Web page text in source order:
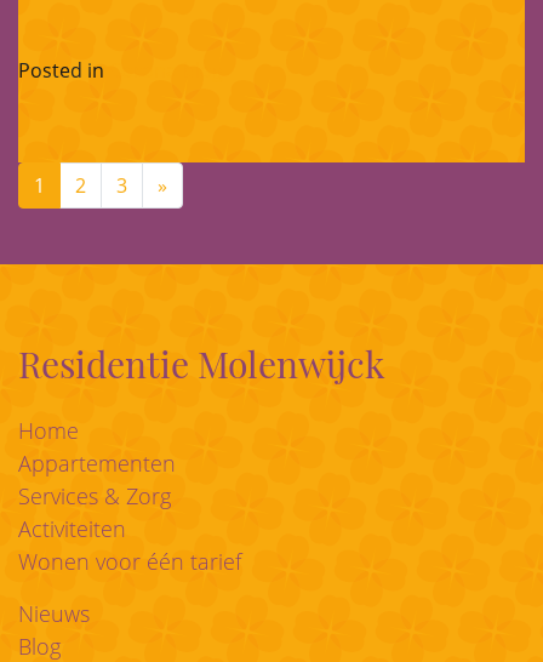
Posted in
1 2 3 »
Residentie Molenwijck
Home
Appartementen
Services & Zorg
Activiteiten
Wonen voor één tarief
Nieuws
Blog